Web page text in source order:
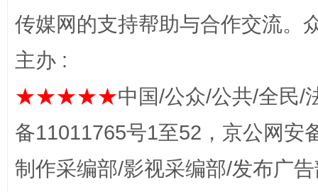
完善运行机制助力责任有效落实
传媒网的支持帮助与合作交流。
主办 :
★★★★★中国/公众/公共/全民/
备11011765号1至52，京公网安
制作采编部/影视采编部/发布广